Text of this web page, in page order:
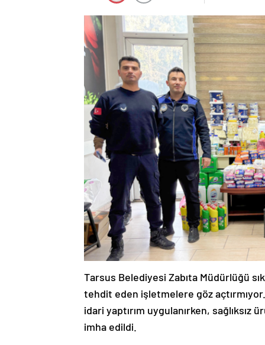
Tarsus Belediyesi Zabıta Müdürlüğü
tehdit eden işletmelere göz
idari yaptırım uygulanırken,
imha edildi.